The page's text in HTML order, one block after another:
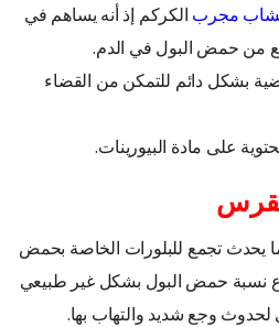
مجرب الكركم إذ أنه يساهم في
من حمض البول في الدم.
بشكل دائم للتمكن من القضاء
على مادة البيورينات.
يحدث تجمع للبلورات الخاصة بحمض
نسبة حمض البول بشكل غير طبيعي
لحدوث وجع شديد والتهاب بها.